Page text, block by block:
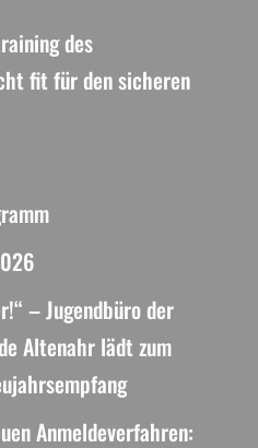
des
fit für den sicheren
– Jugendbüro der
Altenahr lädt zum
Anmeldeverfahren: